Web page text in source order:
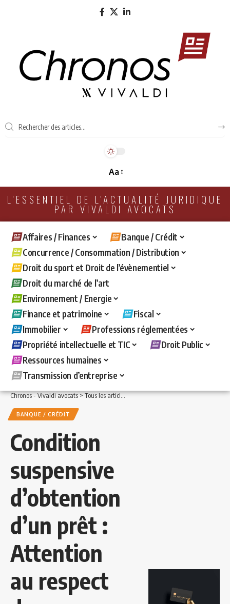
Aa
L'ESSENTIEL DE L'ACTUALITÉ JURIDIQUE
PAR VIVALDI AVOCATS
Affaires / Finances
Banque / Crédit
Concurrence / Consommation / Distribution
Droit du sport et Droit de l’évènementiel
Droit du marché de l’art
Environnement / Energie
Finance et patrimoine
Fiscal
Immobilier
Professions réglementées
Propriété intellectuelle et TIC
Droit Public
Ressources humaines
Transmission d’entreprise
Chronos - Vivaldi avocats>Tous les articles >Banque / Crédit>Condition
BANQUE / CRÉDIT
Condition
suspensive
d’obtention
d’un prêt :
Attention
au respect